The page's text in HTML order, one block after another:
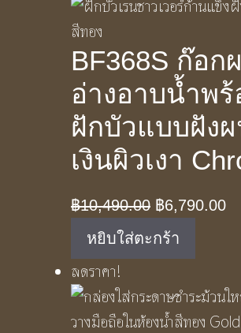
BF368S ก๊อก
อ่างอาบน้ำพร้
ฝักบัวแบบฝัง
เงินผิวเงา
฿10,490.00 Original
price
was:
฿6,790.00
หยิบใส่ตะกร้า
ลดราคา!